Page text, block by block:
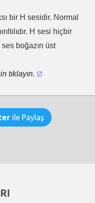
bir H sesidir. Normal
H sesi hiçbir
boğazın üst
tıklayın.
ile Paylaş